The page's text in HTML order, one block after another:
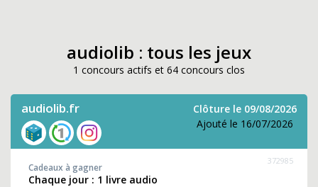
audiolib : tous les jeux
1 concours actifs et 64 concours clos
audiolib.fr
Clôture le 09/08/2026
Ajouté le 16/07/2026
372985
Cadeaux à gagner
Chaque jour : 1 livre audio